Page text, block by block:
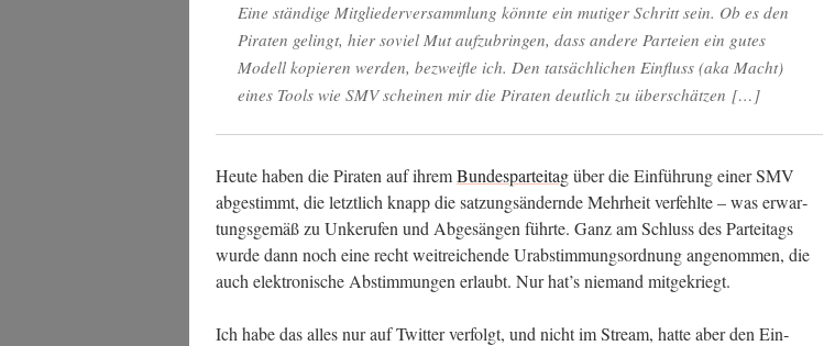
Eine stän­di­ge Mit­glie­der­ver­samm­lung könn­te ein muti­ger Schritt sein. Ob es den
Pira­ten gelingt, hier soviel Mut auf­zu­brin­gen, dass ande­re Par­tei­en ein gutes
Modell kopie­ren wer­den, bezweif­le ich. Den tat­säch­li­chen Ein­fluss (aka Macht)
eines Tools wie SMV schei­nen mir die Pira­ten deut­lich zu überschätzen […]
Heu­te haben die Pira­ten auf ihremBun­des­par­tei­tagüber die Ein­füh­rung einer SMV
abge­stimmt, die letzt­lich knapp die sat­zungs­än­dern­de Mehr­heit ver­fehl­te – was erwar­
tungs­ge­mäß zu Unke­ru­fen und Abge­sän­gen führ­te. Ganz am Schluss des Par­tei­tags
wur­de dann noch eine recht weit­rei­chen­de Urab­stim­mungs­ord­nung ange­nom­men, die
auch elek­tro­ni­sche Abstim­mun­gen erlaubt. Nur hat’s nie­mand mitgekriegt.
Ich habe das alles nur auf Twit­ter ver­folgt, und nicht im Stream, hat­te aber den Ein­